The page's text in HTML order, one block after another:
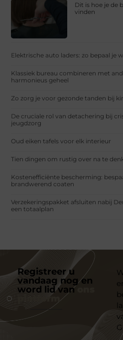
Dit is hoe je de
vinden
Elektrische auto laders: zo bepaal je
Klassiek bureau combineren met
harmonieus geheel
Zo zorg je voor gezonde tanden bij
De cruciale rol van detachering bij
jeugdzorg
Oud eiken tafels voor elk interieur
Tien dingen om rustig over na te
Kostenefficiënte bescherming:
brandwerend coaten
Verzekeringspakket afsluiten nabij
een totaalplan
Registreer u
vandaag nog en
word lid van
platform